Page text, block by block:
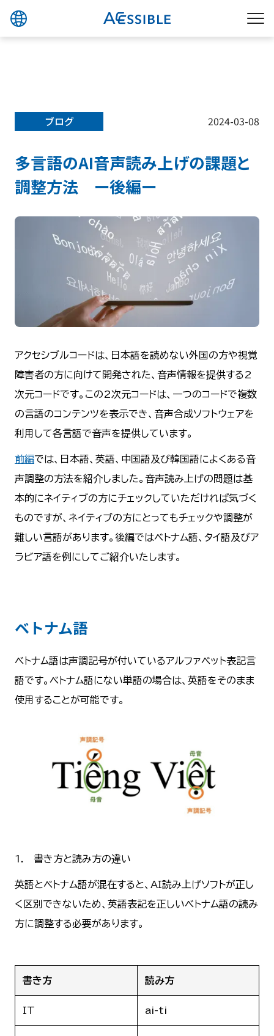
ブログ 2024-03-08
多言語のAI音声読み上げの課題と
調整方法 ー後編ー
アクセシブルコードは、日本語を読めない外国の方や視覚
障害者の方に向けて開発された、音声情報を提供する2
次元コードです。この2次元コードは、一つのコードで複数
の言語のコンテンツを表示でき、音声合成ソフトウェアを
利用して各言語で音声を提供しています。
前編では、日本語、英語、中国語及び韓国語によくある音
声調整の方法を紹介しました。音声読み上げの問題は基
本的にネイティブの方にチェックしていただければ気づく
ものですが、ネイティブの方にとってもチェックや調整が
難しい言語があります。後編ではベトナム語、タイ語及びア
ラビア語を例にしてご紹介いたします。
ベトナム語
ベトナム語は声調記号が付いているアルファベット表記言
語です。ベトナム語にない単語の場合は、英語をそのまま
使用することが可能です。
1. 書き方と読み方の違い
英語とベトナム語が混在すると、AI読み上げソフトが正し
く区別できないため、英語表記を正しいベトナム語の読み
方に調整する必要があります。
書き方 読み方
IT ai-ti